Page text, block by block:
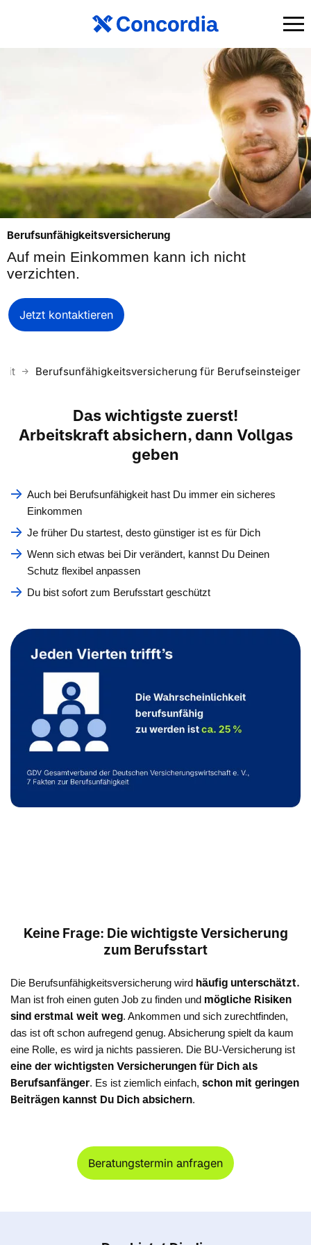
Berufsunfähigkeitsversicherung
Auf mein Einkommen kann ich nicht
verzichten.
Jetzt kontaktieren
Berufsunfähigkeitsversicherung für Berufseinsteiger
Das wichtigste zuerst!
Arbeitskraft absichern, dann Vollgas
geben
Auch bei Berufsunfähigkeit hast Du immer ein sicheres
Einkommen
Je früher Du startest, desto günstiger ist es für Dich
Wenn sich etwas bei Dir verändert, kannst Du Deinen
Schutz flexibel anpassen
Du bist sofort zum Berufsstart geschützt
Keine Frage: Die wichtigste Versicherung
zum Berufsstart
Die Berufsunfähigkeitsversicherung wird häufig unterschätzt.
Man ist froh einen guten Job zu finden und mögliche Risiken
sind erstmal weit weg. Ankommen und sich zurechtfinden,
das ist oft schon aufregend genug. Absicherung spielt da kaum
eine Rolle, es wird ja nichts passieren. Die BU-Versicherung ist
eine der wichtigsten Versicherungen für Dich als
Berufsanfänger. Es ist ziemlich einfach, schon mit geringen
Beiträgen kannst Du Dich absichern.
Beratungstermin anfragen